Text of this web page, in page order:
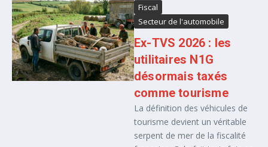
Fiscal
Secteur de l'automobile
Ex-TVS 2026 : les
utilitaires N1G
désormais taxés
comme tourisme
La définition des véhicules de
tourisme devient un véritable
serpent de mer de la fiscalité